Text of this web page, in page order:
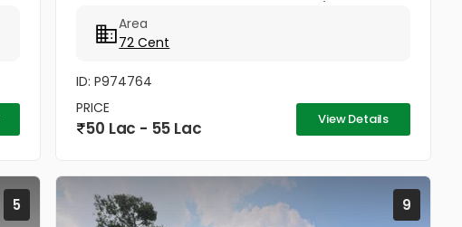
Area
72 Cent
ID: P974764
PRICE
50 Lac - 55 Lac View Details
5 9